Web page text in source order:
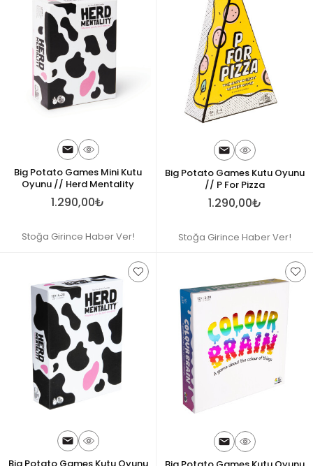
Big Potato Games Mini Kutu
Oyunu // Herd Mentality
1.290,00₺
Stoğa Girince Haber Ver!
Big Potato Games Kutu Oyunu
// P For Pizza
1.290,00₺
Stoğa Girince Haber Ver!